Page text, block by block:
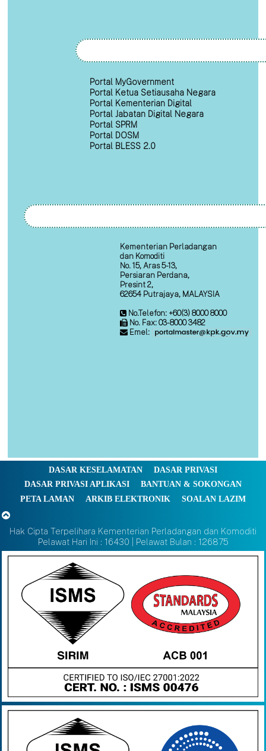
Portal MyGovernment
Portal Ketua Setiausaha Negara
Portal Kementerian Digital
Portal Jabatan Digital Negara
Portal SPRM
Portal DOSM
Portal BLESS 2.0
Kementerian Perladangan
dan Komoditi
No. 15, Aras 5-13,
Persiaran Perdana,
Presint 2,
62654 Putrajaya, MALAYSIA
No.Telefon: +60(3) 8000 8000
No. Fax: 03-8000 3482
Emel:
DASAR KESELAMATAN
DASAR PRIVASI
DASAR PRIVASI APLIKASI
BANTUAN & SOKONGAN
PETA LAMAN
ARKIB ELEKTRONIK SOALAN LAZIM
Hak Cipta Terpelihara Kementerian Perladangan dan Komoditi
Pelawat Hari Ini : 16430 | Pelawat Bulan : 126875